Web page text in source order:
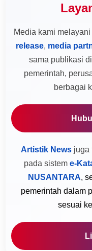
Media kami melayani
release, media
sama publikasi
pemerintah,
berbagai
Artistik Newsjuga
pada sistem e-
NUSANTARA,
pemerintah dalam
sesuai